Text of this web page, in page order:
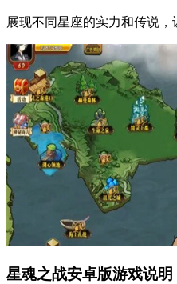
展现不同星座的实力和传说，
星魂之战安卓版游戏说明